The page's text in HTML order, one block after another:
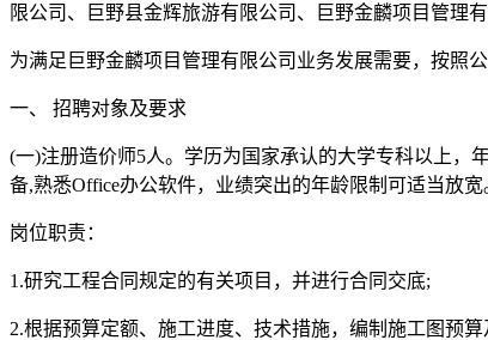
限公司、巨野县金辉旅游有限公司、巨野金麟项目管理
为满足巨野金麟项目管理有限公司业务发展需要，按照
一、 招聘对象及要求
(一)注册造价师5人。学历为国家承认的大学专科以上，
备,熟悉Office办公软件，业绩突出的年龄限制可适当放宽
岗位职责：
1.研究工程合同规定的有关项目，并进行合同交底;
2.根据预算定额、施工进度、技术措施，编制施工图预算